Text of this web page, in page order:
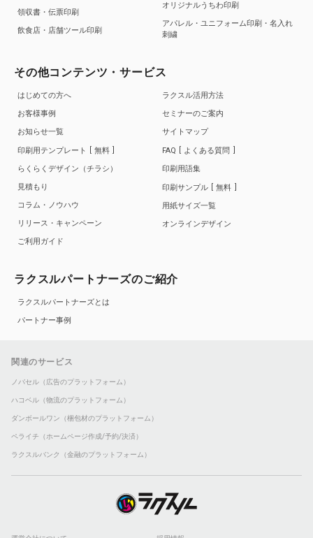
領収書・伝票印刷
飲食店・店舗ツール印刷
オリジナルうちわ印刷
アパレル・ユニフォーム印刷・名入れ
刺繍
その他コンテンツ・サービス
はじめての方へ
お客様事例
お知らせ一覧
印刷用テンプレート
無料
らくらくデザイン（チラシ）
見積もり
コラム・ノウハウ
リリース・キャンペーン
ご利用ガイド
ラクスル活用方法
セミナーのご案内
サイトマップ
FAQ
よくある質問
印刷用語集
印刷サンプル
無料
用紙サイズ一覧
オンラインデザイン
ラクスルパートナーズのご紹介
ラクスルパートナーズとは
パートナー事例
関連のサービス
ノバセル（広告のプラットフォーム）
ハコベル（物流のプラットフォーム）
ダンボールワン（梱包材のプラットフォーム）
ペライチ（ホームページ作成/予約/決済）
ラクスルバンク（金融のプラットフォーム）